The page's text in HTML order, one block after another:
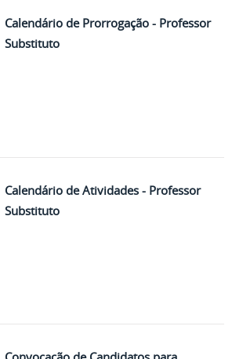
Calendário de Prorrogação - Professor
Substituto
Calendário de Atividades - Professor
Substituto